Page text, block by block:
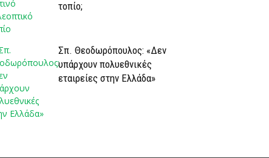
τοπίο;
Σπ. Θεοδωρόπουλος: «Δεν
υπάρχουν πολυεθνικές
εταιρείες στην Ελλάδα»